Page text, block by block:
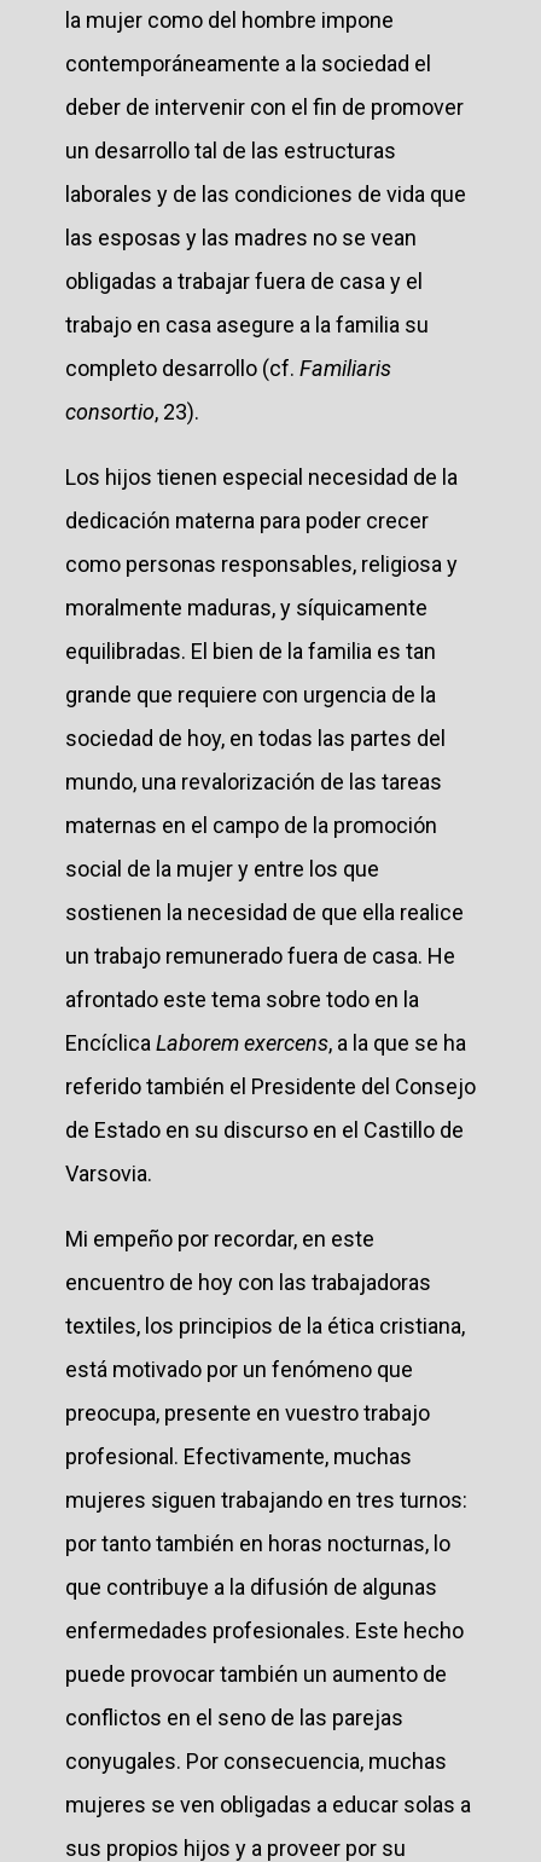
la mujer como del hombre impone
contemporáneamente a la sociedad el
deber de intervenir con el fin de promover
un desarrollo tal de las estructuras
laborales y de las condiciones de vida que
las esposas y las madres no se vean
obligadas a trabajar fuera de casa y el
trabajo en casa asegure a la familia su
completo desarrollo (cf. Familiaris
consortio, 23).
Los hijos tienen especial necesidad de la
dedicación materna para poder crecer
como personas responsables, religiosa y
moralmente maduras, y síquicamente
equilibradas. El bien de la familia es tan
grande que requiere con urgencia de la
sociedad de hoy, en todas las partes del
mundo, una revalorización de las tareas
maternas en el campo de la promoción
social de la mujer y entre los que
sostienen la necesidad de que ella realice
un trabajo remunerado fuera de casa. He
afrontado este tema sobre todo en la
Encíclica Laborem exercens, a la que se ha
referido también el Presidente del Consejo
de Estado en su discurso en el Castillo de
Varsovia.
Mi empeño por recordar, en este
encuentro de hoy con las trabajadoras
textiles, los principios de la ética cristiana,
está motivado por un fenómeno que
preocupa, presente en vuestro trabajo
profesional. Efectivamente, muchas
mujeres siguen trabajando en tres turnos:
por tanto también en horas nocturnas, lo
que contribuye a la difusión de algunas
enfermedades profesionales. Este hecho
puede provocar también un aumento de
conflictos en el seno de las parejas
conyugales. Por consecuencia, muchas
mujeres se ven obligadas a educar solas a
sus propios hijos y a proveer por su